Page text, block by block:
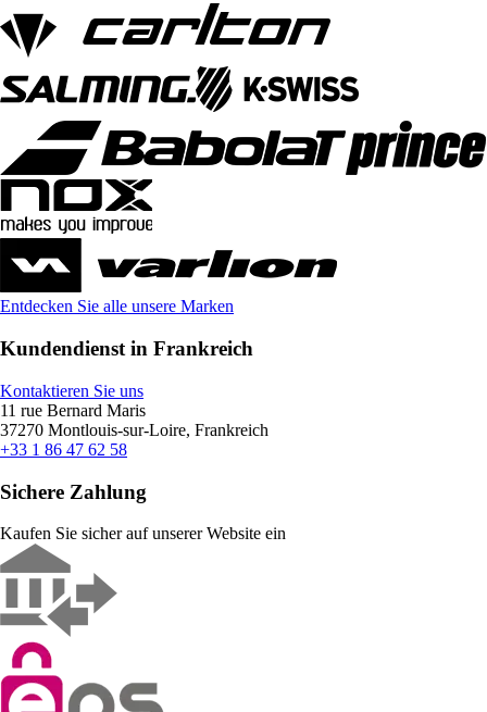
Entdecken Sie alle unsere Marken
Kundendienst in Frankreich
Kontaktieren Sie uns
11 rue Bernard Maris
37270 Montlouis-sur-Loire, Frankreich
+33 1 86 47 62 58
Sichere Zahlung
Kaufen Sie sicher auf unserer Website ein